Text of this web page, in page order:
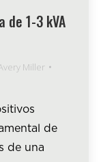
de 1-3 kVA
Miller
de
de una